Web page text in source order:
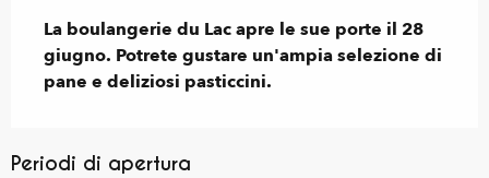
La boulangerie du Lac apre le sue porte il 28
giugno. Potrete gustare un'ampia selezione di
pane e deliziosi pasticcini.
Periodi di apertura